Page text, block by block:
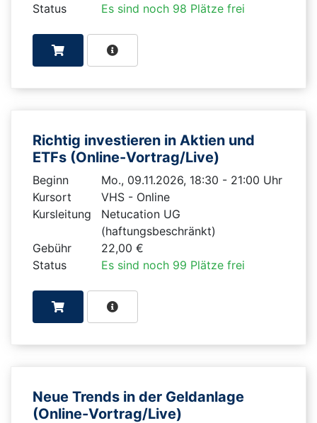
Status
Es sind noch 98 Plätze frei
Richtig investieren in Aktien und
ETFs (Online-Vortrag/Live)
Beginn
Mo., 09.11.2026, 18:30 - 21:00 Uhr
Kursort
VHS - Online
Kursleitung
Netucation UG
(haftungsbeschränkt)
Gebühr
22,00 €
Status
Es sind noch 99 Plätze frei
Neue Trends in der Geldanlage
(Online-Vortrag/Live)